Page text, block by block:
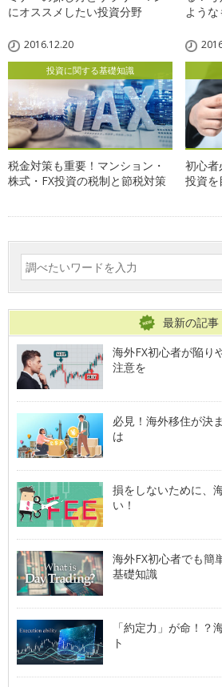
にオススメしたい投資分野
ような
2016.12.20
投資に関する基礎知識
税金対策も重要！マンション・
株式・FX投資の税制と節税対策
初心者
投資を
最新の記事
海外FX初心者が陥り
注意を
必見！海外移住が決
は
損をしないために、
い！
海外FX初心者でも簡
基礎知識
「約定力」が命！？
ト